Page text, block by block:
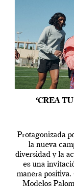
‘CREA
Protagonizada
la nueva
diversidad y la
es una
manera positiva.
Modelos